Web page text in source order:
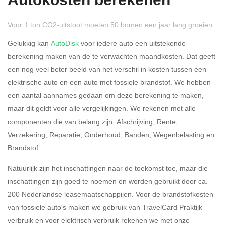
69.399,- )
Eigen bijdrage
Sluiten Bereken
Voor 1 ton CO2-uitstoot moeten 50 bomen een jaar lang groeien.
Gelukkig kan AutoDisk voor iedere auto een uitstekende
berekening maken van de te verwachten maandkosten. Dat geeft
een nog veel beter beeld van het verschil in kosten tussen een
elektrische auto en een auto met fossiele brandstof. We hebben
een aantal aannames gedaan om deze berekening te maken,
maar dit geldt voor alle vergelijkingen. We rekenen met alle
componenten die van belang zijn: Afschrijving, Rente,
Verzekering, Reparatie, Onderhoud, Banden, Wegenbelasting en
Brandstof.
Natuurlijk zijn het inschattingen naar de toekomst toe, maar die
inschattingen zijn goed te noemen en worden gebruikt door ca.
200 Nederlandse leasemaatschappijen. Voor de brandstofkosten
van fossiele auto's maken we gebruik van TravelCard Praktijk
verbruik en voor elektrisch verbruik rekenen we met onze